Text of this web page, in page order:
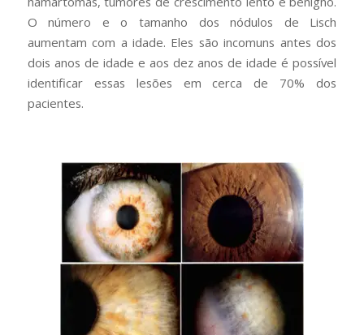
O número e o tamanho dos nódulos de Lisch
aumentam com a idade. Eles são incomuns antes dos
dois anos de idade e aos dez anos de idade é possível
identificar essas lesões em cerca de 70% dos
pacientes.